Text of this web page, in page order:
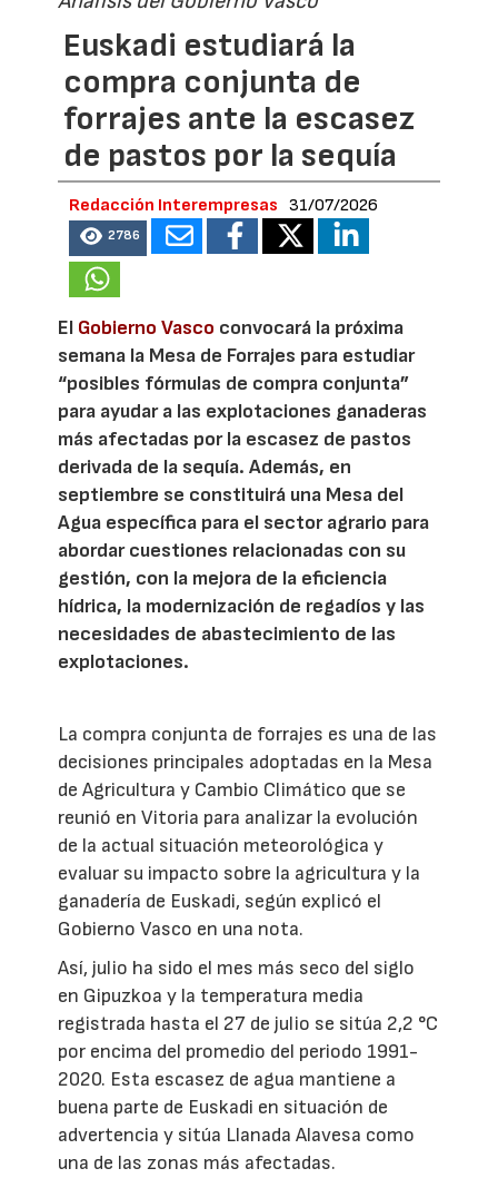
Euskadi estudiará la
compra conjunta de
forrajes ante la escasez
de pastos por la sequía
Redacción Interempresas 31/07/2026
2786
El Gobierno Vasco convocará la próxima
semana la Mesa de Forrajes para estudiar
“posibles fórmulas de compra conjunta”
para ayudar a las explotaciones ganaderas
más afectadas por la escasez de pastos
derivada de la sequía. Además, en
septiembre se constituirá una Mesa del
Agua específica para el sector agrario para
abordar cuestiones relacionadas con su
gestión, con la mejora de la eficiencia
hídrica, la modernización de regadíos y las
necesidades de abastecimiento de las
explotaciones.
La compra conjunta de forrajes es una de las
decisiones principales adoptadas en la Mesa
de Agricultura y Cambio Climático que se
reunió en Vitoria para analizar la evolución
de la actual situación meteorológica y
evaluar su impacto sobre la agricultura y la
ganadería de Euskadi, según explicó el
Gobierno Vasco en una nota.
Así, julio ha sido el mes más seco del siglo
en Gipuzkoa y la temperatura media
registrada hasta el 27 de julio se sitúa 2,2 °C
por encima del promedio del periodo 1991-
2020. Esta escasez de agua mantiene a
buena parte de Euskadi en situación de
advertencia y sitúa Llanada Alavesa como
una de las zonas más afectadas.